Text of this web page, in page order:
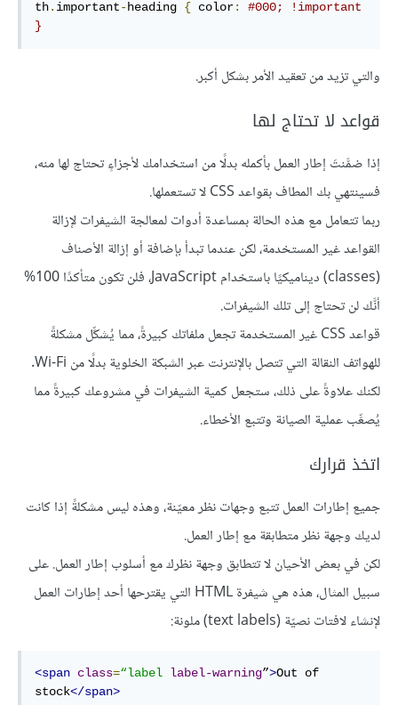
th. important-heading { color:
#000; !important
}
والتي تزيد من تعقيد الأمر بشكل أكبر.
قواعد لا تحتاج لها
إذا ضمَّنتَ إطار العمل بأكمله بدلًا من استخدامك لأجزاءٍ تحتاج لها منه،
فسينتهي بك المطاف بقواعد CSS لا تستعملها.
ربما تتعامل مع هذه الحالة بمساعدة أدوات لمعالجة الشيفرات لإزالة
القواعد غير المستخدمة، لكن عندما تبدأ بإضافة أو إزالة الأصناف
(classes) ديناميكيًا باستخدام JavaScript، فلن تكون متأكدًا 100%
أنَّك لن تحتاج إلى تلك الشيفرات.
قواعد CSS غير المستخدمة تجعل ملفاتك كبيرةً، مما يُشكِّل مشكلةً
للهواتف النقالة التي تتصل بالإنترنت عبر الشبكة الخلوية بدلًا من Wi-Fi.
لكنك علاوةً على ذلك، ستجعل كمية الشيفرات في مشروعك كبيرةً مما
يُصعِّب عملية الصيانة وتتبع الأخطاء.
اتخذ قرارك
جميع إطارات العمل تتبع وجهات نظر معيّنة، وهذه ليس مشكلةً إذا كانت
لديك وجهة نظر متطابقة مع إطار العمل.
لكن في بعض الأحيان لا تتطابق وجهة نظرك مع أسلوب إطار العمل. على
سبيل المثال، هذه هي شيفرة HTML التي يقترحها أحد إطارات العمل
لإنشاء لافتات نصيّة (text labels) ملونة:
<span class=“label label-warning”>Out of
stock</span>